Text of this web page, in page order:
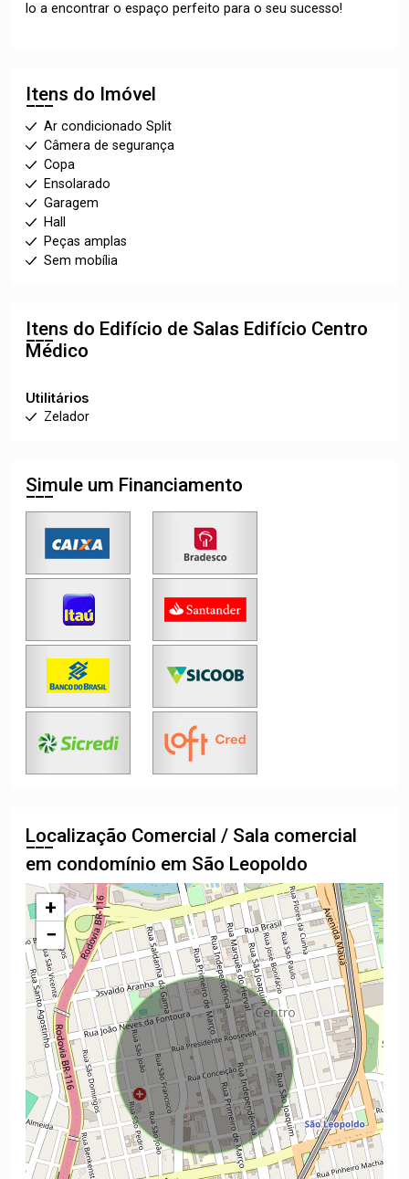
lo a encontrar o espaço perfeito para o seu sucesso!
Itens do Imóvel
Ar condicionado Split
Câmera de segurança
Copa
Ensolarado
Garagem
Hall
Peças amplas
Sem mobília
Itens do Edifício de Salas Edifício Centro
Médico
Utilitários
Zelador
Simule um Financiamento
Localização Comercial / Sala comercial
em condomínio em São Leopoldo
+
−